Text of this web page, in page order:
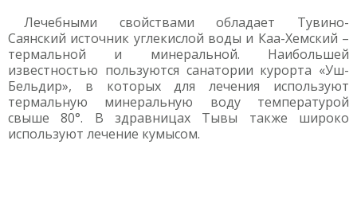
Лечебными свойствами обладает Тувино-
Саянский источник углекислой воды и Каа-Хемский –
термальной и минеральной. Наибольшей
известностью пользуются санатории курорта «Уш-
Бельдир», в которых для лечения используют
термальную минеральную воду температурой
свыше 80°. В здравницах Тывы также широко
используют лечение кумысом.